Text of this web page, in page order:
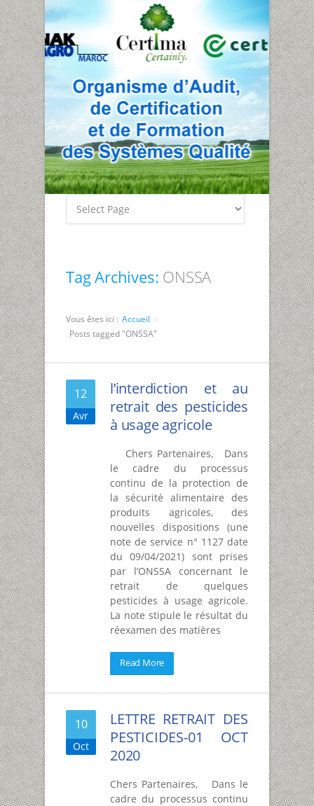
Tag Archives: ONSSA
Vous êtes ici : Accueil
Posts tagged "ONSSA"
12
Avr
l’interdiction et au
retrait des pesticides
à usage agricole
Chers Partenaires, Dans
le cadre du processus
continu de la protection de
la sécurité alimentaire des
produits agricoles, des
nouvelles dispositions (une
note de service n° 1127 date
du 09/04/2021) sont prises
par l’ONSSA concernant le
retrait de quelques
pesticides à usage agricole.
La note stipule le résultat du
réexamen des matières
Read More
10
Oct
LETTRE RETRAIT DES
PESTICIDES-01 OCT
2020
Chers Partenaires, Dans le
cadre du processus continu